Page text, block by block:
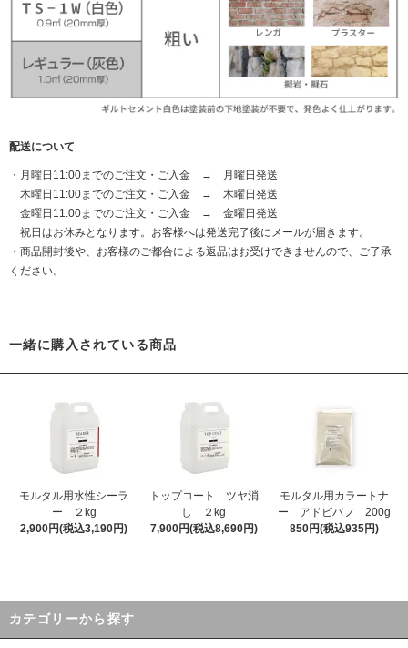
配送について
・月曜日11:00までのご注文・ご入金 → 月曜日発送
木曜日11:00までのご注文・ご入金 → 木曜日発送
金曜日11:00までのご注文・ご入金 → 金曜日発送
祝日はお休みとなります。お客様へは発送完了後にメールが届きます。
・商品開封後や、お客様のご都合による返品はお受けできませんので、ご了承
ください。
一緒に購入されている商品
モルタル用水性シーラ
ー ２kg
2,900円(税込3,190円)
トップコート ツヤ消
し ２kg
7,900円(税込8,690円)
モルタル用カラートナ
ー アドビバフ 200g
850円(税込935円)
カテゴリーから探す